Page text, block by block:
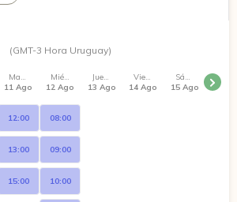
(GMT-3 Hora Uruguay)
Martes
11 Ago
12:00
13:00
15:00
Miércoles
12 Ago
08:00
09:00
10:00
Jueves
13 Ago
Viernes
14 Ago
Sábado
15 Ago